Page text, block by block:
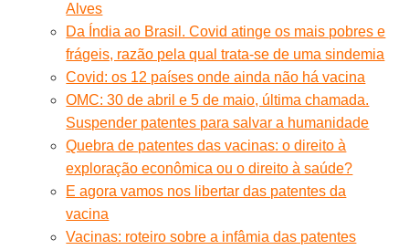
Alves
Da Índia ao Brasil. Covid atinge os mais pobres e
frágeis, razão pela qual trata-se de uma sindemia
Covid: os 12 países onde ainda não há vacina
OMC: 30 de abril e 5 de maio, última chamada.
Suspender patentes para salvar a humanidade
Quebra de patentes das vacinas: o direito à
exploração econômica ou o direito à saúde?
E agora vamos nos libertar das patentes da
vacina
Vacinas: roteiro sobre a infâmia das patentes